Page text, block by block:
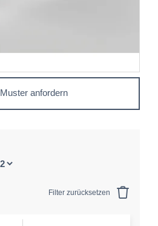
Muster anfordern
Filter zurücksetzen